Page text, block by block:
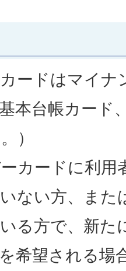
ードはマイナ
本台帳カード
）
カードに利用
ない方、また
る方で、新た
希望される場